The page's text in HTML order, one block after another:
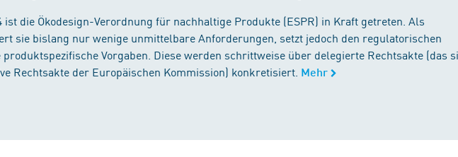
ist die Ökodesign-Verordnung für nachhaltige Produkte (ESPR) in Kraft getreten. Als
sie bislang nur wenige unmittelbare Anforderungen, setzt jedoch den regulatorischen
Vorgaben. Diese werden schrittweise über delegierte Rechtsakte (das
Rechtsakte der Europäischen Kommission) konkretisiert. Mehr